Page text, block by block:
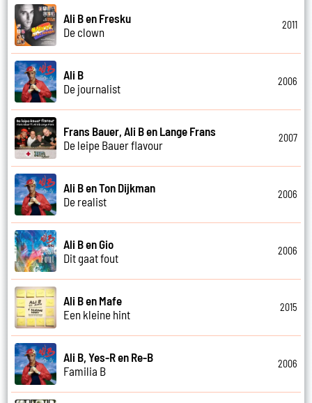
Ali B en Fresku
De clown
2011
Ali B
De journalist
2006
Frans Bauer, Ali B en Lange Frans
De leipe Bauer flavour
2007
Ali B en Ton Dijkman
De realist
2006
Ali B en Gio
Dit gaat fout
2006
Ali B en Mafe
Een kleine hint
2015
Ali B, Yes-R en Re-B
Familia B
2006